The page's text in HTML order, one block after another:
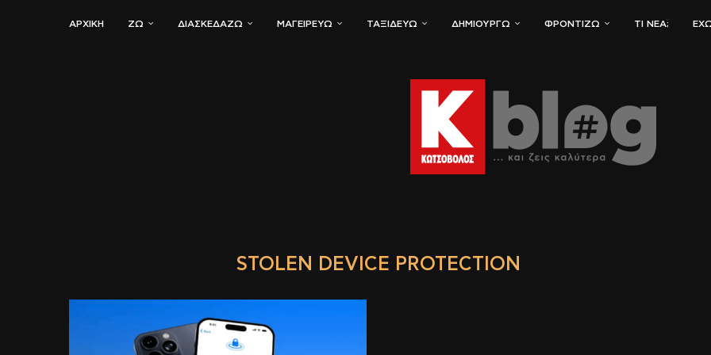
ΑΡΧΙΚΗ ΖΏ ΔΙΑΣΚΕΔΆΖΩ ΜΑΓΕΙΡΕΎΩ ΤΑΞΙΔΕΎΩ ΔΗΜΙΟΥΡΓΏ ΦΡΟΝΤΊΖΩ ΤΙ ΝΈΑ;
STOLEN DEVICE PROTECTION